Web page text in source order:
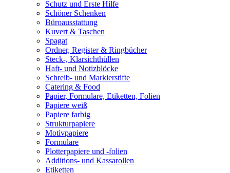
Schutz und Erste Hilfe
Schöner Schenken
Büroausstattung
Kuvert & Taschen
Spagat
Ordner, Register & Ringbücher
Steck-, Klarsichthüllen
Haft- und Notizblöcke
Schreib- und Markierstifte
Catering & Food
Papier, Formulare, Etiketten, Folien
Papiere weiß
Papiere farbig
Strukturpapiere
Motivpapiere
Formulare
Plotterpapiere und -folien
Additions- und Kassarollen
Etiketten